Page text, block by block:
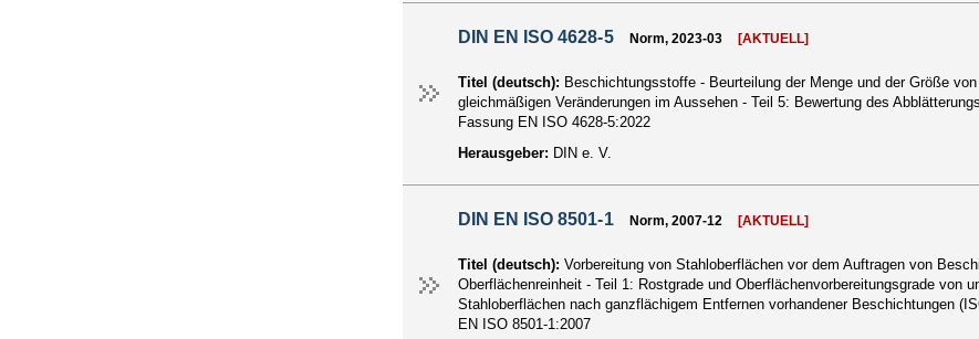
DIN EN ISO 4628-5 Norm, 2023-03 [AKTUELL]
Titel (deutsch): Beschichtungsstoffe - Beurteilung der Menge und der Größe
gleichmäßigen Veränderungen im Aussehen - Teil 5: Bewertung des
Fassung EN ISO 4628-5:2022
Herausgeber: DIN e. V.
DIN EN ISO 8501-1 Norm, 2007-12 [AKTUELL]
Titel (deutsch): Vorbereitung von Stahloberflächen vor dem Auftragen von
Oberflächenreinheit - Teil 1: Rostgrade und Oberflächenvorbereitungsgrade von
Stahloberflächen nach ganzflächigem Entfernen vorhandener Beschichtungen
EN ISO 8501-1:2007